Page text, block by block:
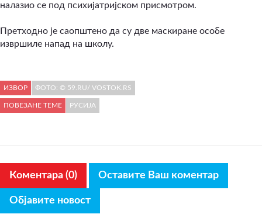
налазио се под психијатријском присмотром.
Претходно је саопштено да су две маскиране особе
извршиле напад на школу.
ИЗВОР ФОТО: © 59.RU/ VOSTOK.RS
ПОВЕЗАНЕ ТЕМЕ РУСИЈА
Коментара (0) Оставите Ваш коментар
Објавите новост